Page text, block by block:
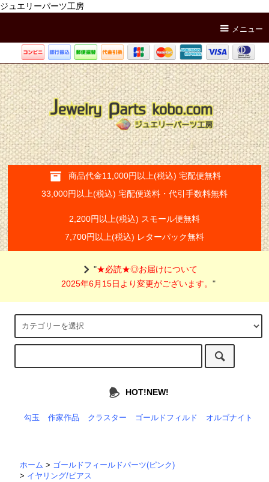
ジュエリーパーツ工房
メニュー
商品代金11,000円以上(税込) 宅配便無料
33,000円以上(税込) 宅配便送料・代引手数料無料
2,200円以上(税込) スモール便無料
7,700円以上(税込) レターパック無料
"★必読★◎お届けについて
2025年6月15日より変更がございます。"
HOT!NEW!
勾玉 作家作品 クラスター ゴールドフィルド オルゴナイト
ホーム > ゴールドフィールドパーツ(ピンク)
> イヤリング/ピアス